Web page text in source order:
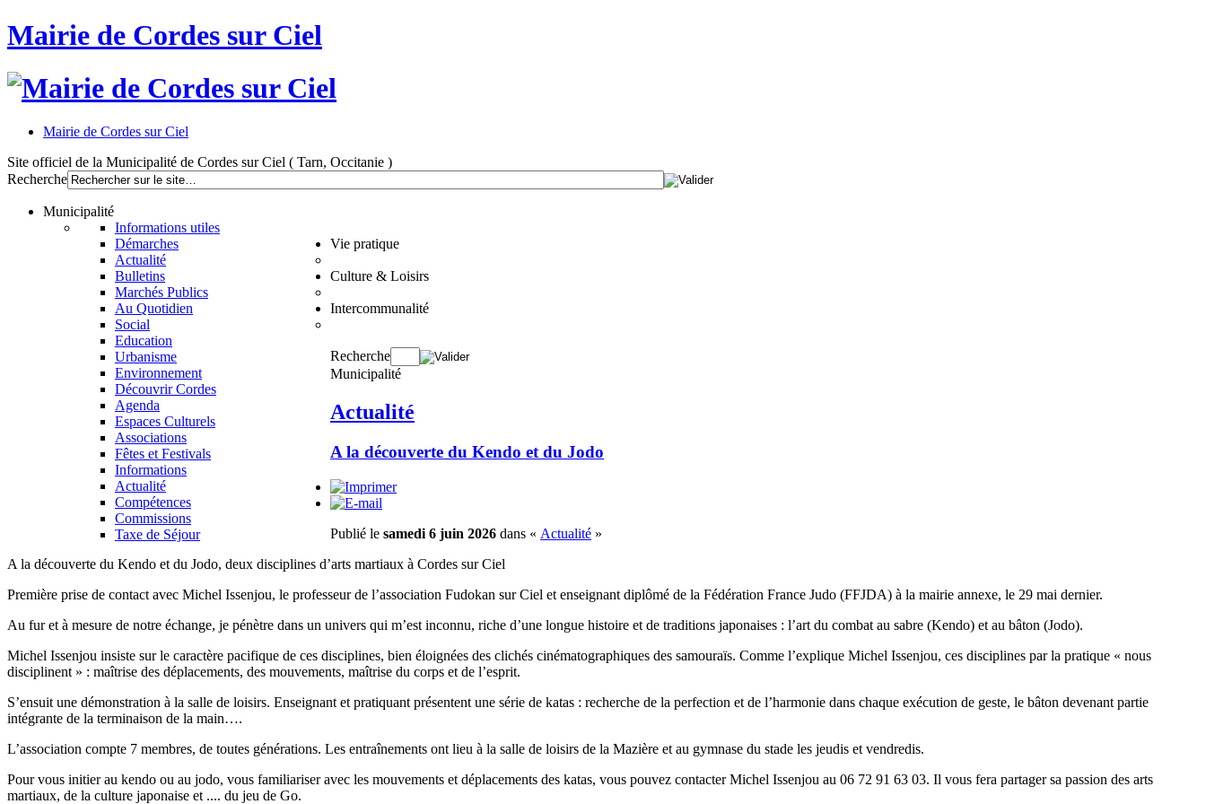
Mairie de Cordes sur Ciel
Mairie de Cordes sur Ciel
Site officiel de la Municipalité de Cordes sur Ciel ( Tarn, Occitanie )
Recherche
Municipalité
Informations utiles
Démarches
Actualité
Bulletins
Marchés Publics
Vie pratique
Au Quotidien
Social
Education
Urbanisme
Environnement
Culture & Loisirs
Découvrir Cordes
Agenda
Espaces Culturels
Associations
Fêtes et Festivals
Intercommunalité
Informations
Actualité
Compétences
Commissions
Taxe de Séjour
Recherche
Municipalité
Actualité
A la découverte du Kendo et du Jodo
Publié le samedi 6 juin 2026 dans « Actualité »
A la découverte du Kendo et du Jodo, deux disciplines d’arts martiaux à Cordes sur Ciel
Première prise de contact avec Michel Issenjou, le professeur de l’association Fudokan sur Ciel et enseignant diplômé de la Fédération France Judo (FFJDA) à la mairie annexe, le 29 mai dernier.
Au fur et à mesure de notre échange, je pénètre dans un univers qui m’est inconnu, riche d’une longue histoire et de traditions japonaises : l’art du combat au sabre (Kendo) et au bâton (Jodo).
Michel Issenjou insiste sur le caractère pacifique de ces disciplines, bien éloignées des clichés cinématographiques des samouraïs. Comme l’explique Michel Issenjou, ces disciplines par la pratique « nous
disciplinent » : maîtrise des déplacements, des mouvements, maîtrise du corps et de l’esprit.
S’ensuit une démonstration à la salle de loisirs. Enseignant et pratiquant présentent une série de katas : recherche de la perfection et de l’harmonie dans chaque exécution de geste, le bâton devenant partie
intégrante de la terminaison de la main….
L’association compte 7 membres, de toutes générations. Les entraînements ont lieu à la salle de loisirs de la Mazière et au gymnase du stade les jeudis et vendredis.
Pour vous initier au kendo ou au jodo, vous familiariser avec les mouvements et déplacements des katas, vous pouvez contacter Michel Issenjou au 06 72 91 63 03. Il vous fera partager sa passion des arts
martiaux, de la culture japonaise et .... du jeu de Go.